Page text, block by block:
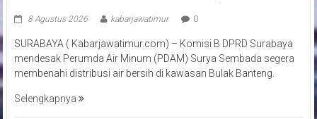
8 Agustus 2026 kabarjawatimur 0
SURABAYA ( Kabarjawatimur.com) – Komisi B DPRD Surabaya
mendesak Perumda Air Minum (PDAM) Surya Sembada segera
membenahi distribusi air bersih di kawasan Bulak Banteng.
Selengkapnya